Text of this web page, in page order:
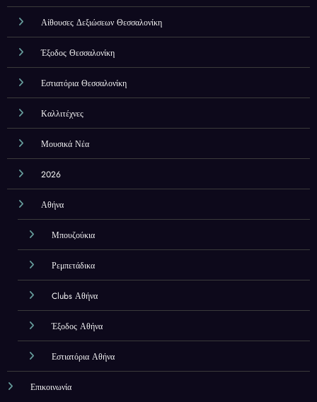
Αίθουσες Δεξιώσεων Θεσσαλονίκη
Έξοδος Θεσσαλονίκη
Εστιατόρια Θεσσαλονίκη
Καλλιτέχνες
Μουσικά Νέα
2026
Αθήνα
Μπουζούκια
Ρεμπετάδικα
Clubs Αθήνα
Έξοδος Αθήνα
Εστιατόρια Αθήνα
Επικοινωνία